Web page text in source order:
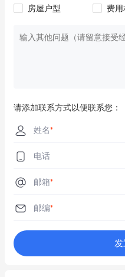
房屋户型 费
请添加联系方式以便联系您：
姓名*
电话
邮箱*
邮编*